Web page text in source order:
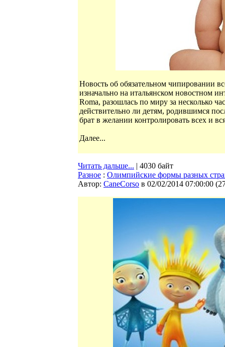
Новость об обязательном чипировании
изначально на итальянском новостном
Roma, разошлась по миру за несколько
действительно ли детям, родившимся
брат в желании контролировать всех и
Далее...
Читать дальше... | 4030 байт
Разное : Олимпийские формы разных
Автор: CaneCorso в 02/02/2014 07:00:00 (